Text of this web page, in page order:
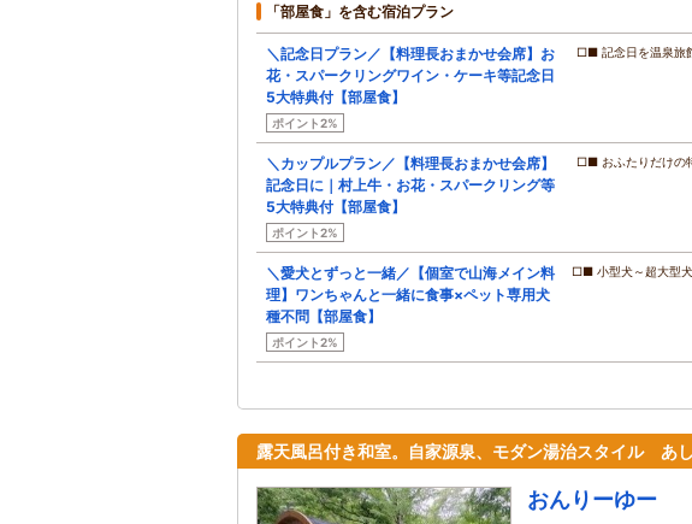
「部屋食」を含む宿泊プラン
＼記念日プラン／【料理長おまかせ会席】お
花・スパークリングワイン・ケーキ等記念日
5大特典付【部屋食】
ポイント2%
□■ 記念日を温泉旅
＼カップルプラン／【料理長おまかせ会席】
記念日に｜村上牛・お花・スパークリング等
5大特典付【部屋食】
ポイント2%
□■ おふたりだけの
＼愛犬とずっと一緒／【個室で山海メイン料
理】ワンちゃんと一緒に食事×ペット専用犬
種不問【部屋食】
ポイント2%
□■ 小型犬～超大型犬
露天風呂付き和室。自家源泉、モダン湯治スタイル あ
おんりーゆー